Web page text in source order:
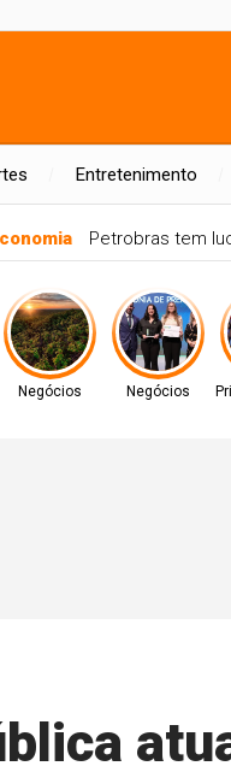
Entretenimento
Pix amplia
Negócios Negócios